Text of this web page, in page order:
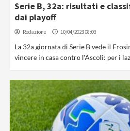
Serie B, 32a: risultati e
dai playoff
Redazione 10/04/2023 08:03
La 32a giornata di Serie B vede il
vincere in casa contro l'Ascoli: per i